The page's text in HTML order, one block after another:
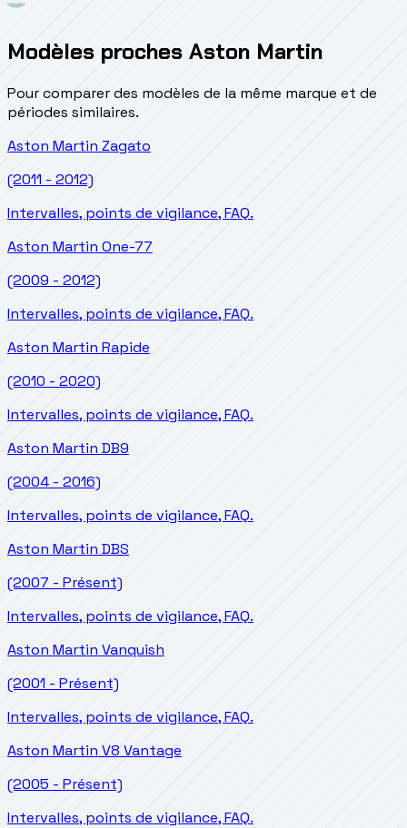
Modèles proches Aston Martin
Pour comparer des modèles de la même marque et de
périodes similaires.
Aston Martin Zagato
(2011 - 2012)
Intervalles, points de vigilance, FAQ.
Aston Martin One-77
(2009 - 2012)
Intervalles, points de vigilance, FAQ.
Aston Martin Rapide
(2010 - 2020)
Intervalles, points de vigilance, FAQ.
Aston Martin DB9
(2004 - 2016)
Intervalles, points de vigilance, FAQ.
Aston Martin DBS
(2007 - Présent)
Intervalles, points de vigilance, FAQ.
Aston Martin Vanquish
(2001 - Présent)
Intervalles, points de vigilance, FAQ.
Aston Martin V8 Vantage
(2005 - Présent)
Intervalles, points de vigilance, FAQ.